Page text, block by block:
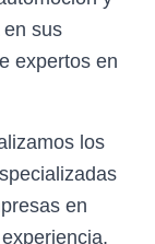
sus
expertos en
los
en